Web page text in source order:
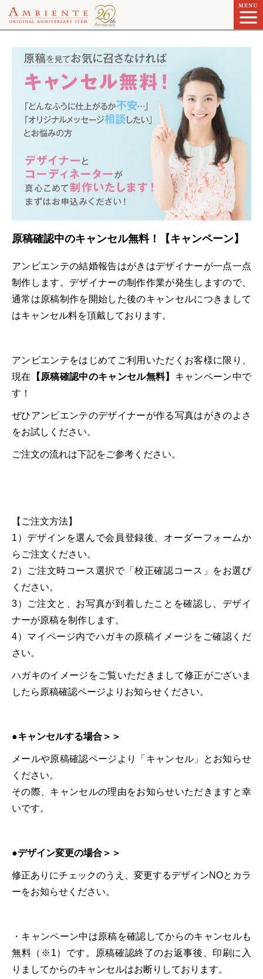
原稿確認中のキャンセル無料！【キャンペーン】
アンビエンテの結婚報告はがきはデザイナーが一点一点
制作します。デザイナーの制作作業が発生しますので、
通常は原稿制作を開始した後のキャンセルにつきまして
はキャンセル料を頂戴しております。
アンビエンテをはじめてご利用いただくお客様に限り、
現在 【原稿確認中のキャンセル無料】 キャンペーン中で
す！
ぜひアンビエンテのデザイナーが作る写真はがきのよさ
をお試しください。
ご注文の流れは下記をご参考ください。
【ご注文方法】
1）デザインを選んで会員登録後、オーダーフォームか
らご注文ください。
2）ご注文時コース選択で「校正確認コース」をお選び
ください。
3）ご注文と、お写真が到着したことを確認し、デザイ
ナーが原稿を制作します。
4）マイページ内でハガキの原稿イメージをご確認くだ
さい。
ハガキのイメージをご覧いただきまして修正がございま
したら原稿確認ページよりお知らせください。
●キャンセルする場合＞＞
メールや原稿確認ページより「キャンセル」とお知らせ
ください。
その際、キャンセルの理由をお知らせいただきますと幸
いです。
●デザイン変更の場合＞＞
修正ありにチェックのうえ、変更するデザインNOとカラ
ーをお知らせください。
・キャンペーン中は原稿を確認してからのキャンセルも
無料（※1）です。原稿確認終了のお返事後、印刷に入
りましてからのキャンセルはお断りしております。